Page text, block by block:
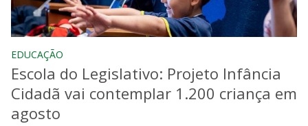
EDUCAÇÃO
Escola do Legislativo: Projeto Infância
Cidadã vai contemplar 1.200 criança em
agosto